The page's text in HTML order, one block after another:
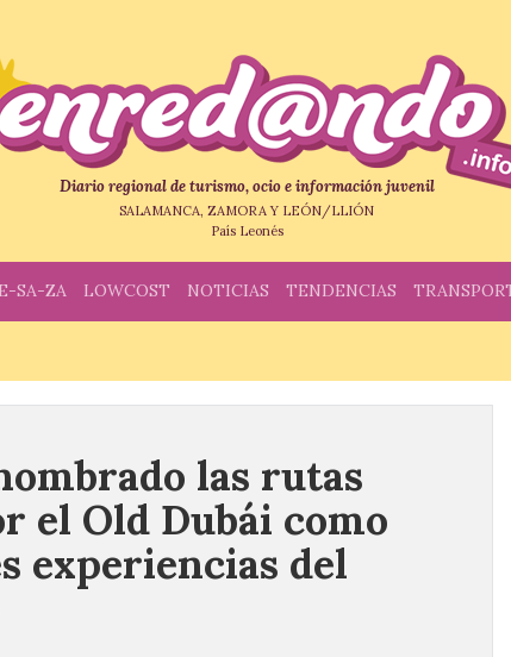
Diario regional de turismo, ocio e información juvenil
SALAMANCA, ZAMORA Y LEÓN/LLIÓN
País Leonés
SA-ZA LOWCOST NOTICIAS TENDENCIAS
las rutas
el Old Dubái como
experiencias del